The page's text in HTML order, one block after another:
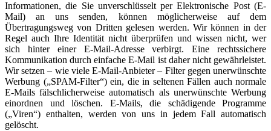
Informationen, die Sie unverschlüsselt per Elektronische Post (E-
Mail) an uns senden, können möglicherweise auf dem
Übertragungsweg von Dritten gelesen werden. Wir können in der
Regel auch Ihre Identität nicht überprüfen und wissen nicht, wer
sich hinter einer E-Mail-Adresse verbirgt. Eine rechtssichere
Kommunikation durch einfache E-Mail ist daher nicht gewährleistet.
Wir setzen – wie viele E-Mail-Anbieter – Filter gegen unerwünschte
Werbung („SPAM-Filter“) ein, die in seltenen Fällen auch normale
E-Mails fälschlicherweise automatisch als unerwünschte Werbung
einordnen und löschen. E-Mails, die schädigende Programme
(„Viren“) enthalten, werden von uns in jedem Fall automatisch
gelöscht.